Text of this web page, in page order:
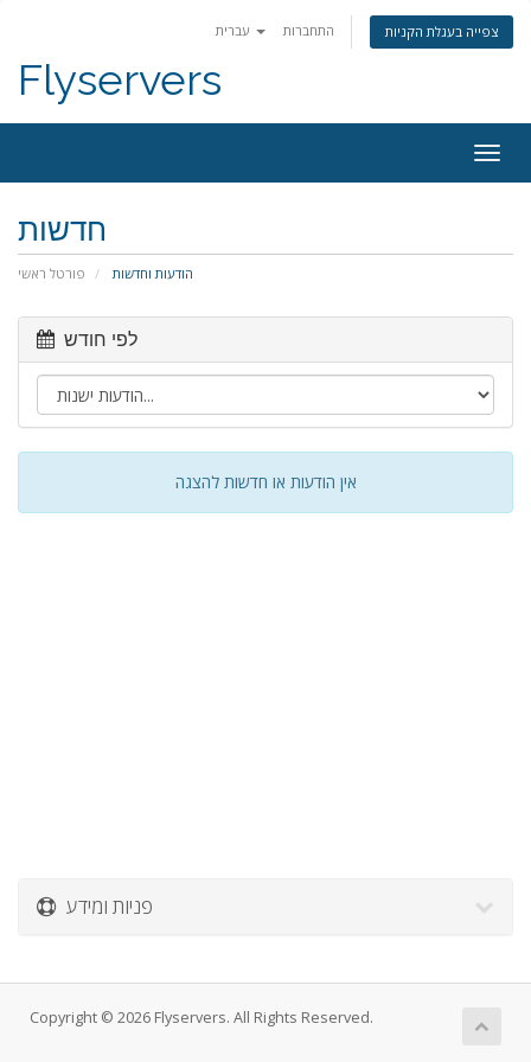
התחברות צפייה בעגלת הקניות
Flyservers
חדשות
פורטל ראשי הודעות וחדשות
לפי חודש
אין הודעות או חדשות להצגה
פניות ומידע
Copyright © 2026 Flyservers. All Rights Reserved.